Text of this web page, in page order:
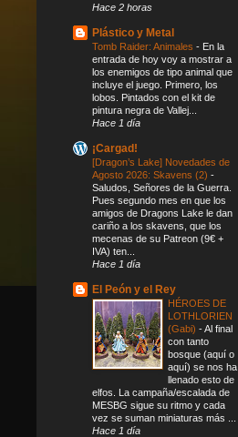
Hace 2 horas
Plástico y Metal
Tomb Raider: Animales - En la
entrada de hoy voy a mostrar a
los enemigos de tipo animal que
incluye el juego. Primero, los
lobos. Pintados con el kit de
pintura negra de Vallej...
Hace 1 día
¡Cargad!
[Dragon’s Lake] Novedades de
Agosto 2026: Skavens (2) -
Saludos, Señores de la Guerra.
Pues segundo mes en que los
amigos de Dragons Lake le dan
cariño a los skavens, que los
mecenas de su Patreon (9€ +
IVA) ten...
Hace 1 día
El Peón y el Rey
HÉROES DE
LOTHLORIEN
(Gabi) -Al final
con tanto
bosque (aquí o
aquí) se nos ha
llenado esto de
elfos. La campaña/escalada de
MESBG sigue su ritmo y cada
vez se suman miniaturas más ...
Hace 1 día